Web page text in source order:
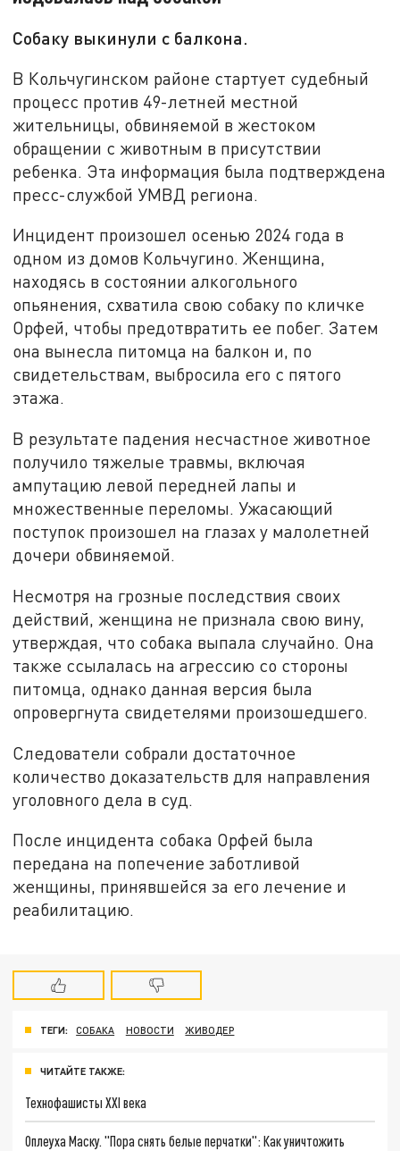
Собаку выкинули с балкона.
В Кольчугинском районе стартует судебный
процесс против 49-летней местной
жительницы, обвиняемой в жестоком
обращении с животным в присутствии
ребенка. Эта информация была подтверждена
пресс-службой УМВД региона.
Инцидент произошел осенью 2024 года в
одном из домов Кольчугино. Женщина,
находясь в состоянии алкогольного
опьянения, схватила свою собаку по кличке
Орфей, чтобы предотвратить ее побег. Затем
она вынесла питомца на балкон и, по
свидетельствам, выбросила его с пятого
этажа.
В результате падения несчастное животное
получило тяжелые травмы, включая
ампутацию левой передней лапы и
множественные переломы. Ужасающий
поступок произошел на глазах у малолетней
дочери обвиняемой.
Несмотря на грозные последствия своих
действий, женщина не признала свою вину,
утверждая, что собака выпала случайно. Она
также ссылалась на агрессию со стороны
питомца, однако данная версия была
опровергнута свидетелями произошедшего.
Следователи собрали достаточное
количество доказательств для направления
уголовного дела в суд.
После инцидента собака Орфей была
передана на попечение заботливой
женщины, принявшейся за его лечение и
реабилитацию.
ТЕГИ: СОБАКА НОВОСТИ ЖИВОДЕР
ЧИТАЙТЕ ТАКЖЕ:
Технофашисты XXI века
Оплеуха Маску. "Пора снять белые перчатки": Как уничтожить